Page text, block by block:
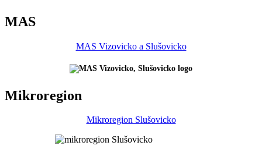
MAS
MAS Vizovicko a Slušovicko
Mikroregion
Mikroregion Slušovicko